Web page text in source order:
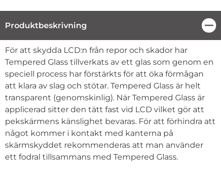
Produktbeskrivning
Produktbeskrivning
För att skydda LCD:n från repor och skador har
Tempered Glass tillverkats av ett glas som genom en
speciell process har förstärkts för att öka förmågan
att klara av slag och stötar. Tempered Glass är helt
transparent (genomskinlig). När Tempered Glass är
applicerad sitter den tätt fast vid LCD vilket gör att
pekskärmens känslighet bevaras. För att förhindra att
något kommer i kontakt med kanterna på
skärmskyddet rekommenderas att man använder
ett fodral tillsammans med Tempered Glass.